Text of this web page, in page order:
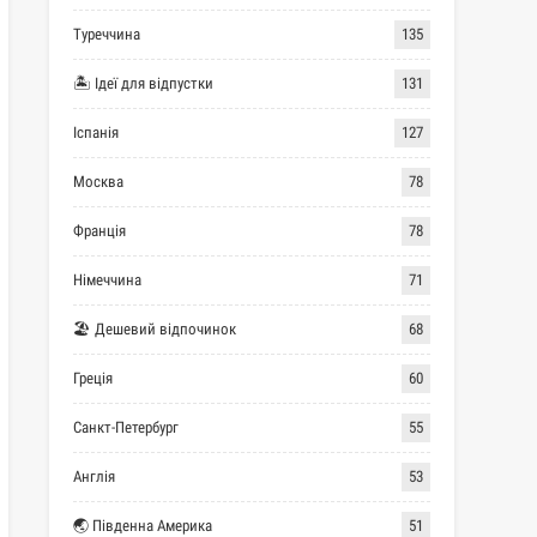
Туреччина 135
🏝 Ідеї для відпустки 131
Іспанія 127
Москва 78
Франція 78
Німеччина 71
🏖 Дешевий відпочинок 68
Греція 60
Санкт-Петербург 55
Англія 53
🌏 Південна Америка 51